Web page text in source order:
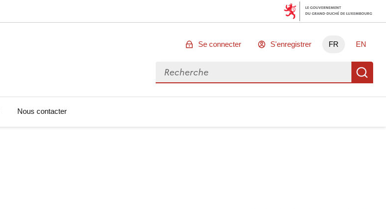
Se connecter S'enregistrer FR EN
Rechercher des données
Nous contacter